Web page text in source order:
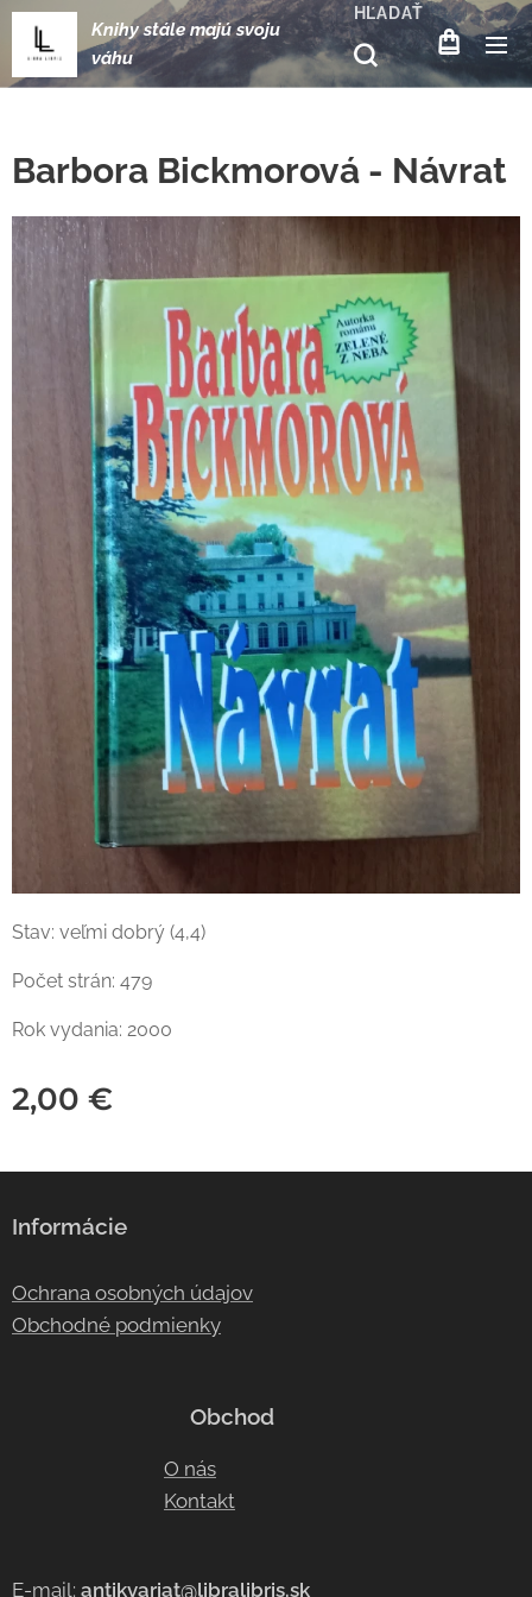
Knihy stále majú svoju
váhu
HĽADAŤ
Barbora Bickmorová - Návrat
Stav: veľmi dobrý (4,4)
Počet strán: 479
Rok vydania: 2000
2,00 €
Informácie
Ochrana osobných údajov
Obchodné podmienky
Obchod
O nás
Kontakt
E-mail: antikvariat@libralibris.sk